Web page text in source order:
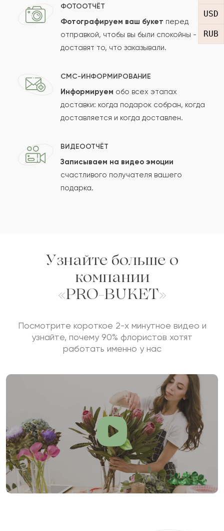
USD
RUB
2011-07-11
Нурзия
Ваше имя
Ваш e-mail
Сколько будет+?
Отзыв будет опубликован после проверки.
ОСТАВИТЬ ОТЗЫВ
ФОТООТЧЁТ
Фотографируем ваш букет перед
отправкой, чтобы вы были спокойны -
доставят то, что заказывали.
СМС-ИНФОРМИРОВАНИЕ
Информируем обо всех этапах
доставки: когда подарок собран, когда
доставляется и когда доставлен.
ВИДЕООТЧЁТ
Записываем на видео эмоции
счастливого получателя вашего
подарка.
Узнайте больше о
компании
«PRO-BUKET»
Посмотрите короткое 2-х минутное видео и
узнайте, почему 90% флористов хотят
работать именно у нас